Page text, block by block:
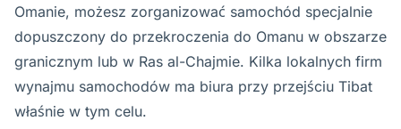
Omanie, możesz zorganizować samochód specjalnie
dopuszczony do przekroczenia do Omanu w obszarze
granicznym lub w Ras al-Chajmie. Kilka lokalnych firm
wynajmu samochodów ma biura przy przejściu Tibat
właśnie w tym celu.